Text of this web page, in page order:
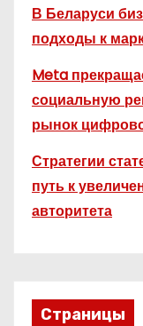
В Беларуси
подходы к
Meta
социальную
рынок
Стратегии
путь к
авторитета
Страницы